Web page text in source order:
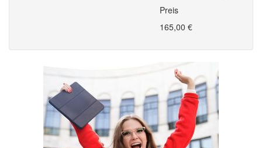
Preis
165,00 €